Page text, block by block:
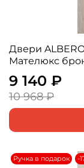
Двери
Мателюкс
9 140 ₽
10 968 ₽
Ручка в подарок -